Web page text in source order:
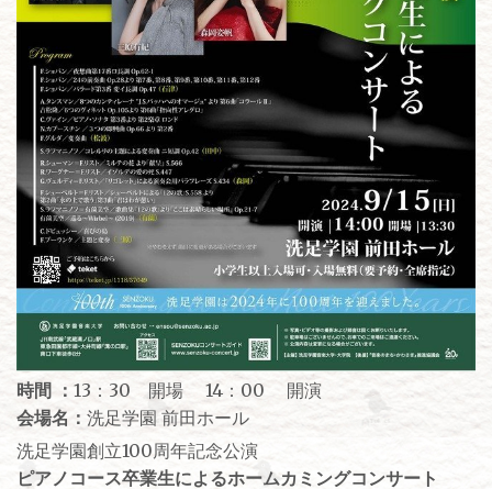
時間 ： 13：30 開場 14：00 開演
会場名： 洗足学園 前田ホール
洗足学園創立100周年記念公演
ピアノコース卒業生によるホームカミングコンサート